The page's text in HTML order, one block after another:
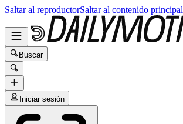
Saltar al reproductorSaltar al contenido principal
Buscar
Iniciar sesión